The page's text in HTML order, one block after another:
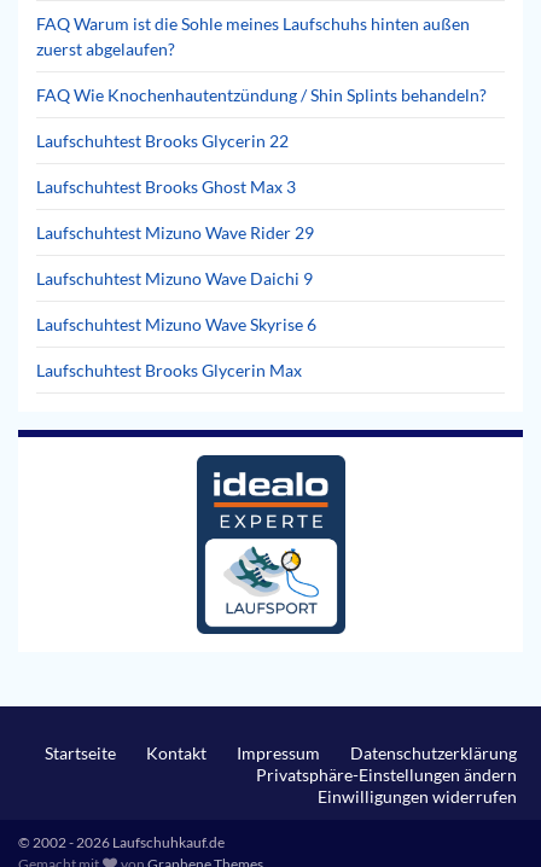
FAQ Warum ist die Sohle meines Laufschuhs hinten außen
zuerst abgelaufen?
FAQ Wie Knochenhautentzündung / Shin Splints behandeln?
Laufschuhtest Brooks Glycerin 22
Laufschuhtest Brooks Ghost Max 3
Laufschuhtest Mizuno Wave Rider 29
Laufschuhtest Mizuno Wave Daichi 9
Laufschuhtest Mizuno Wave Skyrise 6
Laufschuhtest Brooks Glycerin Max
Startseite Kontakt Impressum
Datenschutzerklärung
Privatsphäre-Einstellungen ändern
Einwilligungen widerrufen
© 2002 - 2026 Laufschuhkauf.de